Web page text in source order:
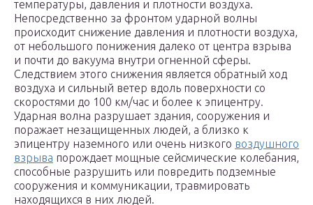
температуры, давления и плотности воздуха.
Непосредственно за фронтом ударной волны
происходит снижение давления и плотности воздуха,
от небольшого понижения далеко от центра взрыва
и почти до вакуума внутри огненной сферы.
Следствием этого снижения является обратный ход
воздуха и сильный ветер вдоль поверхности со
скоростями до 100 км/час и более к эпицентру.
Ударная волна разрушает здания, сооружения и
поражает незащищенных людей, а близко к
эпицентру наземного или очень низкого воздушного
взрыва порождает мощные сейсмические колебания,
способные разрушить или повредить подземные
сооружения и коммуникации, травмировать
находящихся в них людей.